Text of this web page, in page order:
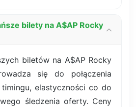
bilety na A$AP Rocky
biletów na A$AP Rocky
się do połączenia
elastyczności co do
śledzenia oferty. Ceny